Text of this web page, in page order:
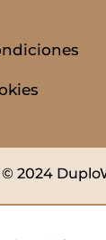
2024